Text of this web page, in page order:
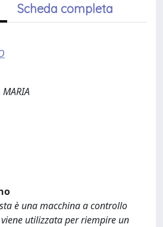
Scheda completa
MARIA
è una macchina a controllo
utilizzata per riempire un